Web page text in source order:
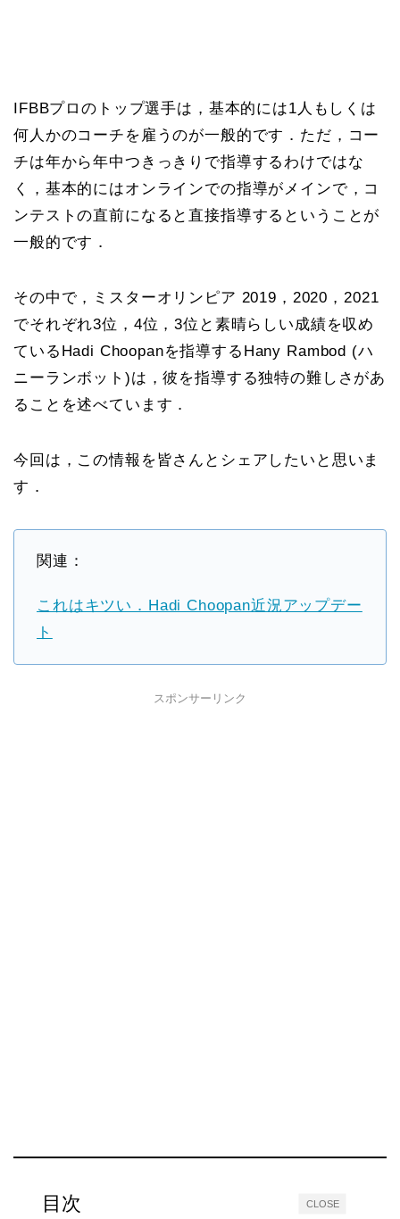
IFBBプロのトップ選手は，基本的には1人もしくは
何人かのコーチを雇うのが一般的です．ただ，コー
チは年から年中つきっきりで指導するわけではな
く，基本的にはオンラインでの指導がメインで，コ
ンテストの直前になると直接指導するということが
一般的です．
その中で，ミスターオリンピア 2019，2020，2021
でそれぞれ3位，4位，3位と素晴らしい成績を収め
ているHadi Choopanを指導するHany Rambod (ハ
ニーランボット)は，彼を指導する独特の難しさがあ
ることを述べています．
今回は，この情報を皆さんとシェアしたいと思いま
す．
関連：
これはキツい．Hadi Choopan近況アップデー
ト
スポンサーリンク
CLOSE
目次